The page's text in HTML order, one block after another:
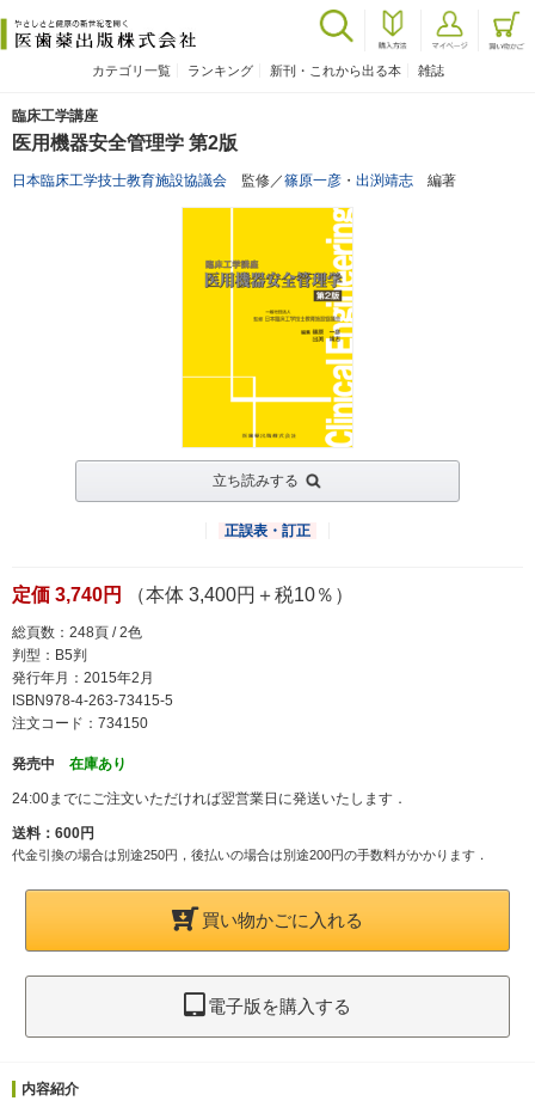
カテゴリ一覧 ランキング 新刊・これから出る本 雑誌
臨床工学講座
医用機器安全管理学 第2版
日本臨床工学技士教育施設協議会 監修／篠原一彦 ・ 出渕靖志 編著
立ち読みする
正誤表・訂正
定価 3,740円 （本体 3,400円＋税10％）
総頁数：248頁 / 2色
判型：B5判
発行年月：2015年2月
ISBN978-4-263-73415-5
注文コード：734150
発売中 在庫あり
24:00までにご注文いただければ翌営業日に発送いたします．
送料：600円
代金引換の場合は別途250円，後払いの場合は別途200円の手数料がかかります．
買い物かごに入れる
電子版を購入する
内容紹介